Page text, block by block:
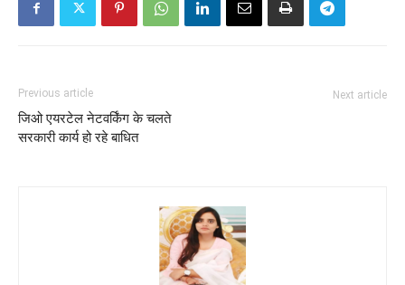
Previous article
जिओ एयरटेल नेटवर्किंग के चलते
सरकारी कार्य हो रहे बाधित
Next article